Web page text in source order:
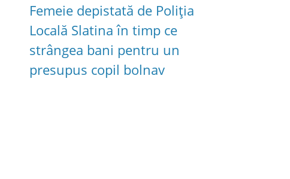
Femeie depistată de Poliția
Locală Slatina în timp ce
strângea bani pentru un
presupus copil bolnav